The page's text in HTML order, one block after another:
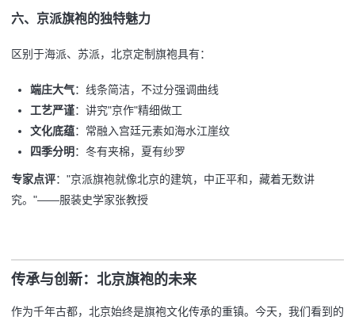
六、京派旗袍的独特魅力
区别于海派、苏派，北京定制旗袍具有：
端庄大气：线条简洁，不过分强调曲线
工艺严谨：讲究"京作"精细做工
文化底蕴：常融入宫廷元素如海水江崖纹
四季分明 ：冬有夹棉，夏有纱罗
专家点评："京派旗袍就像北京的建筑，中正平和，藏着无数讲
究。"——服装史学家张教授
传承与创新：北京旗袍的未来
作为千年古都，北京始终是旗袍文化传承的重镇。今天，我们看到的